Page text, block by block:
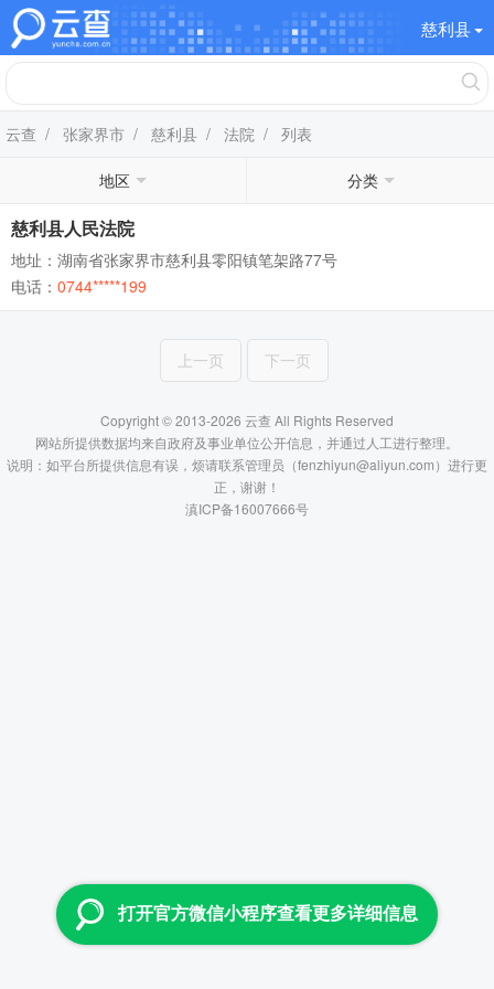
慈利县
云查 / 张家界市 / 慈利县 / 法院 / 列表
地区 分类
慈利县人民法院
地址：湖南省张家界市慈利县零阳镇笔架路77号
电话： 0744*****199
上一页 下一页
Copyright © 2013-2026 云查 All Rights Reserved
网站所提供数据均来自政府及事业单位公开信息，并通过人工进行整理。
说明：如平台所提供信息有误，烦请联系管理员（fenzhiyun@aliyun.com）进行更
正，谢谢！
滇ICP备16007666号
打开官方微信小程序查看更多详细信息